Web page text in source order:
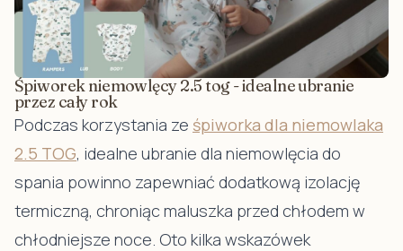
Śpiworek niemowlęcy 2.5 tog - idealne ubranie
przez cały rok
Podczas korzystania ze śpiworka dla niemowlaka
2.5 TOG, idealne ubranie dla niemowlęcia do
spania powinno zapewniać dodatkową izolację
termiczną, chroniąc maluszka przed chłodem w
chłodniejsze noce. Oto kilka wskazówek